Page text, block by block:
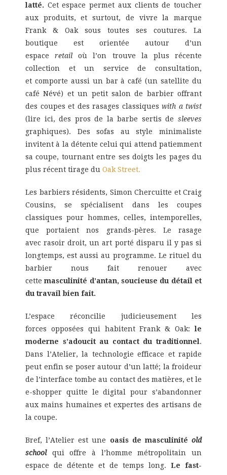
latté. Cet espace permet aux clients de toucher
aux produits, et surtout, de vivre la marque
Frank & Oak sous toutes ses coutures. La
boutique est orientée autour d’un
espaceretail où l’on trouve la plus récente
collection et un service de consultation,
et comporte aussi un bar à café (un satellite du
café Névé) et un petit salon de barbier offrant
des coupes et des rasages classiques with a twist
(lire ici, des pros de la barbe sertis de sleeves
graphiques). Des sofas au style minimaliste
invitent à la détente celui qui attend patiemment
sa coupe, tournant entre ses doigts les pages du
plus récent tirage du Oak Street.
Les barbiers résidents, Simon Chercuitte et Craig
Cousins, se spécialisent dans les coupes
classiques pour hommes, celles, intemporelles,
que portaient nos grands-pères. Le rasage
avec rasoir droit, un art porté disparu il y pas si
longtemps, est aussi au programme. Le rituel du
barbier nous fait renouer avec
cettemasculinité d’antan, soucieuse du détail et
du travail bien fait.
L’espace réconcilie judicieusement les
forces opposées qui habitent Frank & Oak:le
moderne s’adoucit au contact du traditionnel .
Dans l’Atelier, la technologie efficace et rapide
peut enfin se poser autour d’un latté; la froideur
de l’interface tombe au contact des matières, et le
e-shopper quitte le digital pour s’abandonner
aux mains humaines et expertes des artisans de
la coupe.
Bref, l’Atelier est une oasis de masculinitéold
school
qui offre à l’homme métropolitain un
espace de détente et de temps long. Le fast-